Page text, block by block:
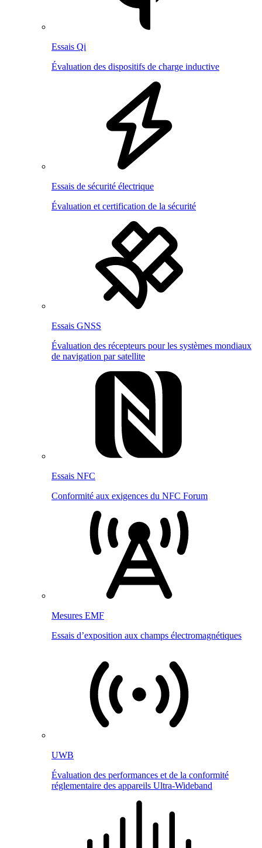
Essais Qi
Évaluation des dispositifs de charge inductive
Essais de sécurité électrique
Évaluation et certification de la sécurité
Essais GNSS
Évaluation des récepteurs pour les systèmes mondiaux
de navigation par satellite
Essais NFC
Conformité aux exigences du NFC Forum
Mesures EMF
Essais d’exposition aux champs électromagnétiques
UWB
Évaluation des performances et de la conformité
réglementaire des appareils Ultra-Wideband